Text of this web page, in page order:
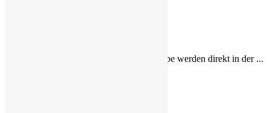
Mit dem MuKTape werden direkt in der ...